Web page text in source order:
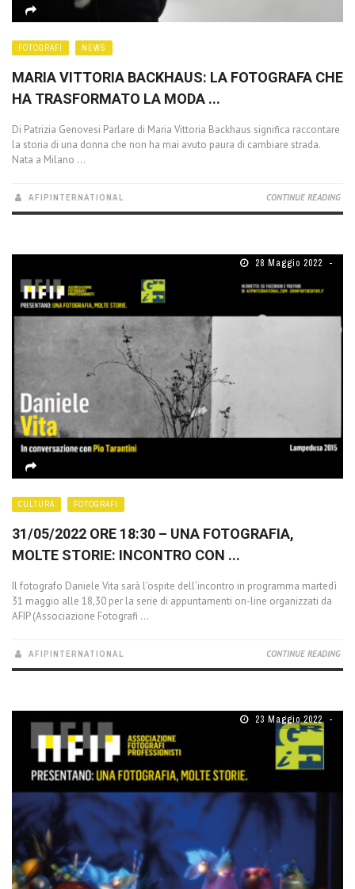
FOTOGRAFI NEWS
MARIA VITTORIA BACKHAUS: LA FOTOGRAFA CHE
HA TRASFORMATO LA MODA ...
Di Patrizia Genovesi Parlare di Maria Vittoria Backhaus significa raccontare
la storia di una donna che non ha mai avuto paura di cambiare strada.
Nata a Milano ...
AFIPINTERNATIONAL CONTINUE READING
28 Maggio 2022
CULTURA FOTOGRAFI
31/05/2022 ORE 18:30 – UNA FOTOGRAFIA,
MOLTE STORIE: INCONTRO CON ...
Il fotografo Daniele Vita sarà l’ospite dell’incontro in programma martedì
31 maggio alle 18,30 per la serie di appuntamenti on-line organizzati da
AFIP (Associazione Fotografi ...
AFIPINTERNATIONAL CONTINUE READING
23 Maggio 2022